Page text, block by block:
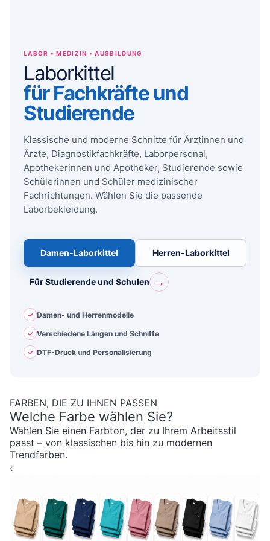
LABOR • MEDIZIN • AUSBILDUNG
Laborkittel
für Fachkräfte und
Studierende
Klassische und moderne Schnitte für Ärztinnen und
Ärzte, Diagnostikfachkräfte, Laborpersonal,
Apothekerinnen und Apotheker, Studierende sowie
Schülerinnen und Schüler medizinischer
Fachrichtungen. Wählen Sie die passende
Laborbekleidung.
Damen-Laborkittel Herren-Laborkittel
Für Studierende und Schulen →
✓ Damen- und Herrenmodelle
✓ Verschiedene Längen und Schnitte
✓ DTF-Druck und Personalisierung
FARBEN, DIE ZU IHNEN PASSEN
Welche Farbe wählen Sie?
Wählen Sie einen Farbton, der zu Ihrem Arbeitsstil
passt – von klassischen bis hin zu modernen
Trendfarben.
‹